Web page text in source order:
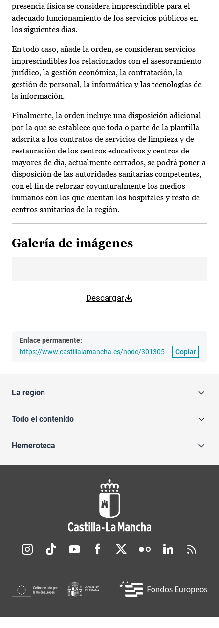
presencia física se considera imprescindible para el
adecuado funcionamiento de los servicios públicos en
los siguientes días.
En todo caso, añade la orden, se consideran servicios
imprescindibles los relacionados con el asesoramiento
jurídico, la gestión económica, la contratación, la
gestión de personal, la informática y las tecnologías de
la información.
Finalmente, la orden incluye una disposición adicional
por la que se establece que toda o parte de la plantilla
adscrita a los contratos de servicios de limpieza y de
restauración de los centros educativos y centros de
mayores de día, actualmente cerrados, se podrá poner a
disposición de las autoridades sanitarias competentes,
con el fin de reforzar coyunturalmente los medios
humanos con los que cuentan los hospitales y resto de
centros sanitarios de la región.
Galería de imágenes
Descargar
Enlace permanente:
https://www.castillalamancha.es/node/301305
Copiar
La región
Todo el contenido
Hemeroteca
Redes sociales JCCM